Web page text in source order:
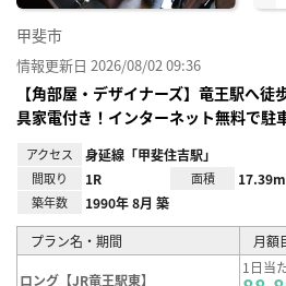
甲斐市
情報更新日 2026/08/02 09:36
【角部屋・デザイナーズ】竜王駅へ
具家電付き！インターネット無料で駐
アクセス 身延線「甲斐住吉駅」
間取り 1R 面積
築年数 1990年 8月 築
プラン名・期間 月額
ロング【JR竜王駅東】
1日当